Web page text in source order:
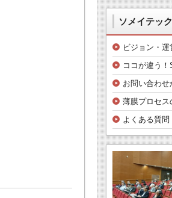
ソメイテッ
ビジョン・運
ココが違う
お問い合わ
薄膜プロセス
よくある質問